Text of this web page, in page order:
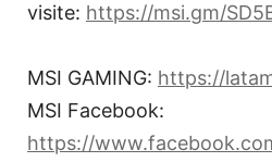
visite: https://msi.gm/
MSI GAMING: https://
MSI Facebook:
https://